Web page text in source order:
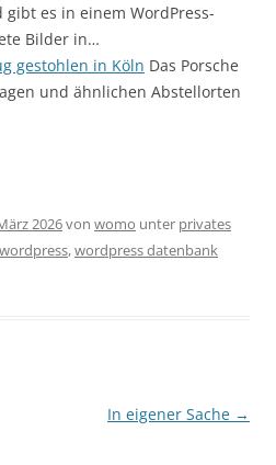
gibt es in einem WordPress-
Bilder in…
gestohlen in Köln Das Porsche
und ähnlichen Abstellorten
2026von womo unter privates
wordpress,wordpress datenbank
In eigener Sache →